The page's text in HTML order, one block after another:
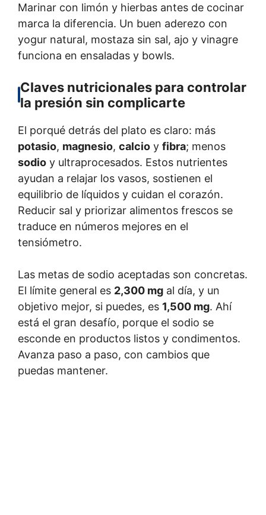
Marinar con limón y hierbas antes de cocinar
marca la diferencia. Un buen aderezo con
yogur natural, mostaza sin sal, ajo y vinagre
funciona en ensaladas y bowls.
Claves nutricionales para controlar
la presión sin complicarte
El porqué detrás del plato es claro: más
potasio, magnesio, calcio y fibra; menos
sodio y ultraprocesados. Estos nutrientes
ayudan a relajar los vasos, sostienen el
equilibrio de líquidos y cuidan el corazón.
Reducir sal y priorizar alimentos frescos se
traduce en números mejores en el
tensiómetro.
Las metas de sodio aceptadas son concretas.
El límite general es 2,300 mg al día, y un
objetivo mejor, si puedes, es 1,500 mg. Ahí
está el gran desafío, porque el sodio se
esconde en productos listos y condimentos.
Avanza paso a paso, con cambios que
puedas mantener.